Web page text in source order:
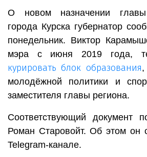
О новом назначении главы
города Курска губернатор
понедельник. Виктор
мэра с июня 2019 года,
курировать блок образования,
молодёжной политики и
заместителя главы региона.
Соответствующий документ
Роман Старовойт. Об этом он
Telegram-канале.